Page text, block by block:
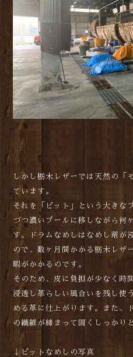
しかし栃木レザーでは天然の「
ています。
それを「ピット」という大きな
づつ濃いプールに移しながら何
す。ドラムなめしはなめし剤が
ので、数ヶ月間かかる栃木レザ
暇がかかるのです。
そのため、皮に負担が少なく時
浸透し革らしい風合いを残し使
める革に仕上がります。また、
の繊維が締まって固くしっかり
↓ピットなめしの写真